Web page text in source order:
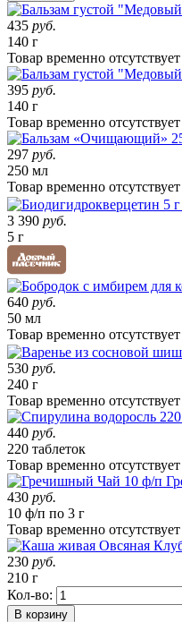
435 руб.
140 г
Товар временно отсутствует
395 руб.
140 г
Товар временно отсутствует
297 руб.
250 мл
Товар временно отсутствует
3 390 руб.
5 г
640 руб.
50 мл
Товар временно отсутствует
530 руб.
240 г
Товар временно отсутствует
440 руб.
220 таблеток
Товар временно отсутствует
430 руб.
10 ф/п по 3 г
Товар временно отсутствует
230 руб.
210 г
Кол-во:
В корзину